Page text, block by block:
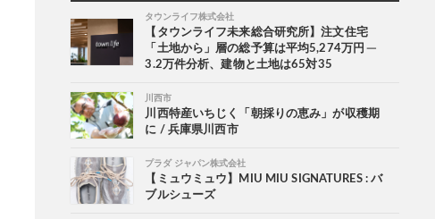
タウンライフ株式会社
【タウンライフ未来総合研究所】注文住宅
「土地から」層の総予算は平均5,274万円 ─
3.2万件分析、建物と土地は65対35
川西市
川西特産いちじく「朝採りの恵み」が収穫期
に / 兵庫県川西市
プラダ ジャパン株式会社
【ミュウミュウ】MIU MIU SIGNATURES : バ
ブルシューズ